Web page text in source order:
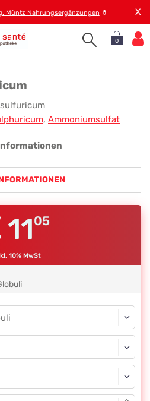
Müntz Nahrungsergänzungen 💊 X
0
, Ammoniumsulfat
1105
10% MwSt